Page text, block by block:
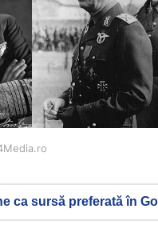
ca sursă preferată în